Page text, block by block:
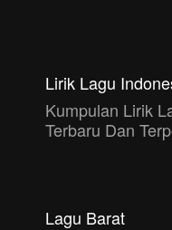
Lirik Lagu
Kumpulan Lirik
Terbaru Dan
Lagu Barat